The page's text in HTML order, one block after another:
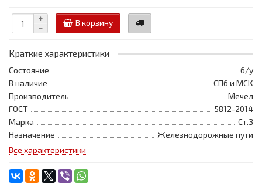
В корзину
Краткие характеристики
Состояние
б/у
В наличие
СПб и МСК
Производитель
Мечел
ГОСТ
5812-2014
Марка
Ст.3
Назначение
Железнодорожные пути
Все характеристики